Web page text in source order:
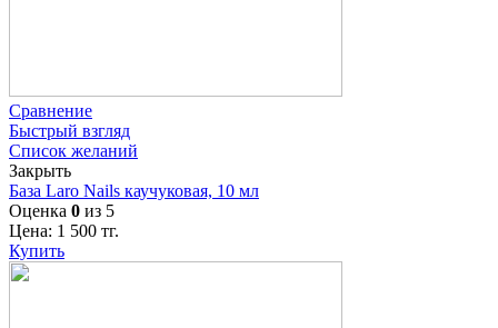
Сравнение
Быстрый взгляд
Список желаний
Закрыть
База Laro Nails каучуковая, 10 мл
Оценка 0 из 5
Цена: 1 500 тг.
Купить